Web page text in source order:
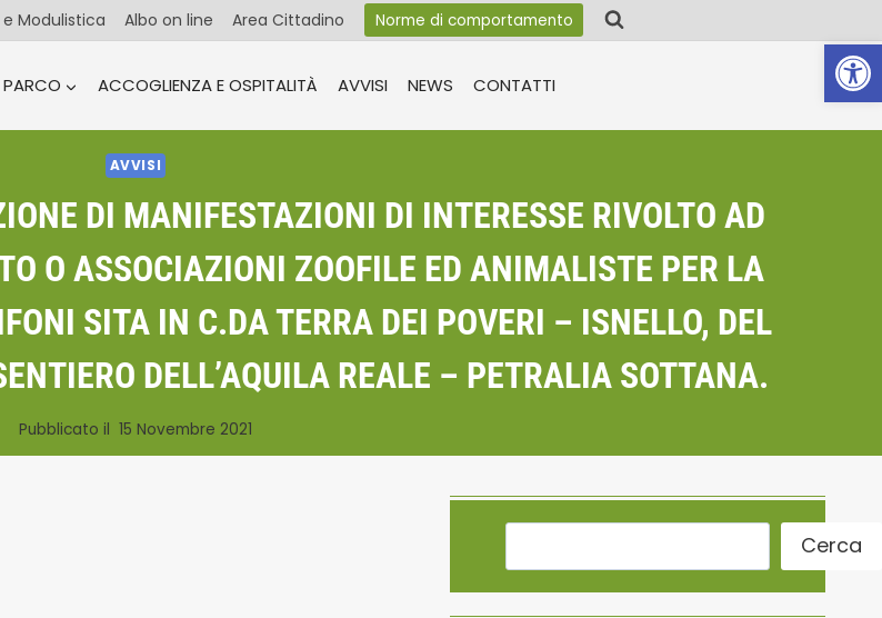
Apri
Modulistica Albo on line Area Cittadino Norme di comportamento
PARCO ACCOGLIENZA E OSPITALITÀ AVVISI NEWS CONTATTI
AVVISI
DI MANIFESTAZIONI DI INTERESSE RIVOLTO AD
O ASSOCIAZIONI ZOOFILE ED ANIMALISTE PER LA
SITA IN C.DA TERRA DEI POVERI – ISNELLO, DEL
DELL’AQUILA REALE – PETRALIA SOTTANA.
Pubblicato il 15 Novembre 2021
Cerca